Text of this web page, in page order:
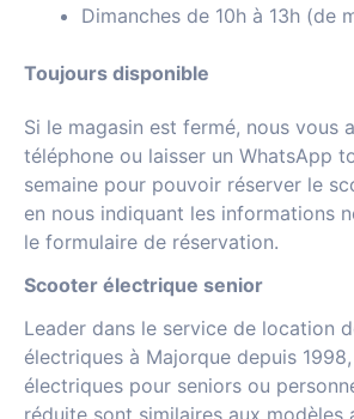
Dimanches de 10h à 13h (de
Toujours disponible
Si le magasin est fermé, nous vous
téléphone ou laisser un WhatsApp
semaine pour pouvoir réserver le
en nous indiquant les informations
le formulaire de réservation.
Scooter électrique senior
Leader dans le service de location
électriques à Majorque depuis
électriques pour seniors ou